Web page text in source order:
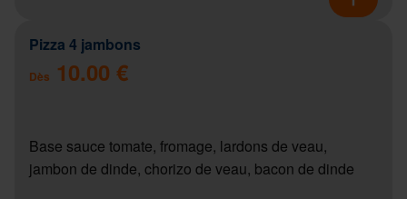
Pizza 4 jambons
Dès 10.00 €
Base sauce tomate, fromage, lardons de veau,
jambon de dinde, chorizo de veau, bacon de dinde